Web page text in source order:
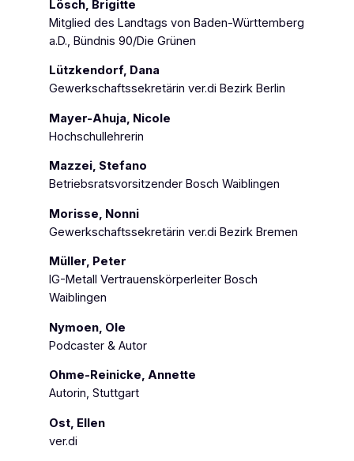
Lösch, Brigitte
Mitglied des Landtags von Baden-Württemberg
a.D., Bündnis 90/Die Grünen
Lützkendorf, Dana
Gewerkschaftssekretärin ver.di Bezirk Berlin
Mayer-Ahuja, Nicole
Hochschullehrerin
Mazzei, Stefano
Betriebsratsvorsitzender Bosch Waiblingen
Morisse, Nonni
Gewerkschaftssekretärin ver.di Bezirk Bremen
Müller, Peter
IG-Metall Vertrauenskörperleiter Bosch
Waiblingen
Nymoen, Ole
Podcaster & Autor
Ohme-Reinicke, Annette
Autorin, Stuttgart
Ost, Ellen
ver.di